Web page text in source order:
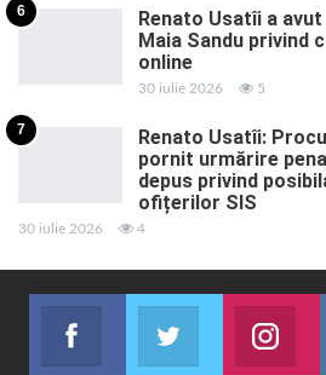
6
Renato Usatîi a
Maia Sandu privind
online
30 iulie 2026 5
7
Renato Usatîi:
pornit urmărire
depus privind
ofițerilor SIS
30 iulie 2026 4
Facebook
Abonează-te
Twitter
Join us on